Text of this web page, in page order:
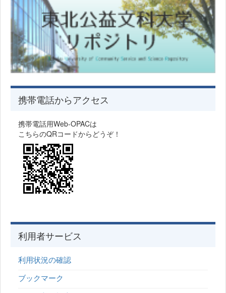
携帯電話からアクセス
携帯電話用Web-OPACは
こちらのQRコードからどうぞ！
利用者サービス
利用状況の確認
ブックマーク